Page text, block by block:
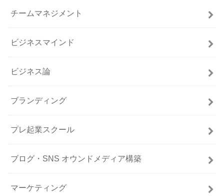
チームマネジメント
ビジネスマインド
ビジネス論
ブランディング
プレ起業スクール
ブログ・SNS オウンドメディア構築
マーケティング